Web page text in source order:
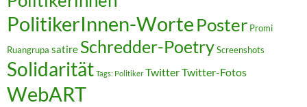
PolitikerInnen-Worte Poster Promi
Ruangrupa satire Schredder-PoetryScreenshots
Solidarität Tags: Politiker TwitterTwitter-Fotos
WebART